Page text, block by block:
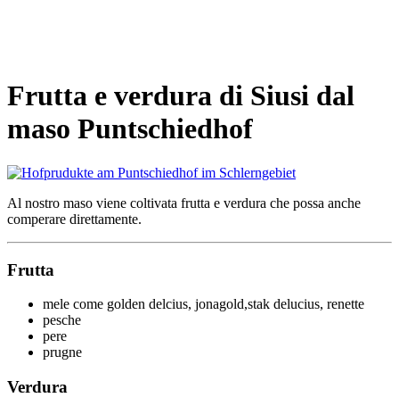
Frutta e verdura di Siusi dal
maso Puntschiedhof
Al nostro maso viene coltivata frutta e verdura che possa anche
comperare direttamente.
Frutta
mele come golden delcius, jonagold,stak delucius, renette
pesche
pere
prugne
Verdura